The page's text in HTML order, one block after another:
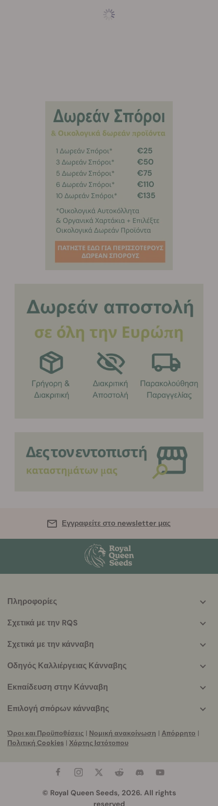
Εγγραφείτε στο newsletter μας
More
info
Πληροφορίες
Σχετικά με την RQS
Σχετικά με την κάνναβη
Οδηγός Καλλιέργειας Κάνναβης
Εκπαίδευση στην Κάνναβη
Επιλογή σπόρων κάνναβης
Όροι και Προϋποθέσεις | Νομική ανακοίνωση | Απόρρητο |
Πολιτική Cookies | Χάρτης Ιστότοπου
© Royal Queen Seeds, 2026. All rights